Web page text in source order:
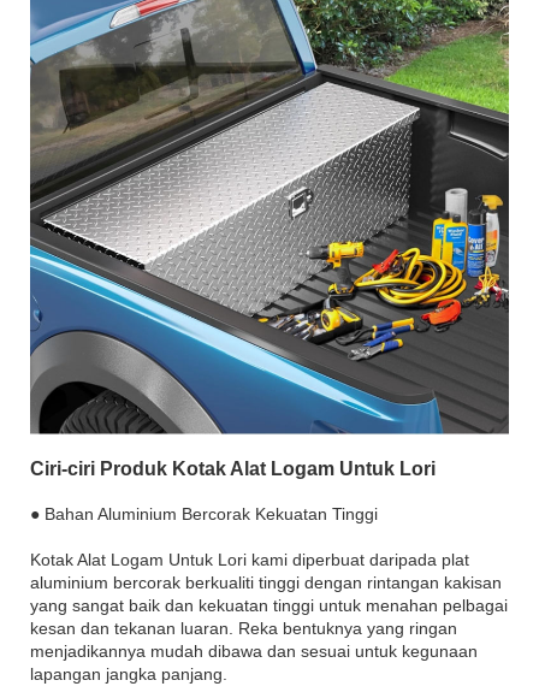
Ciri-ciri Produk Kotak Alat Logam Untuk Lori
● Bahan Aluminium Bercorak Kekuatan Tinggi
Kotak Alat Logam Untuk Lori kami diperbuat daripada plat
aluminium bercorak berkualiti tinggi dengan rintangan kakisan
yang sangat baik dan kekuatan tinggi untuk menahan pelbagai
kesan dan tekanan luaran. Reka bentuknya yang ringan
menjadikannya mudah dibawa dan sesuai untuk kegunaan
lapangan jangka panjang.